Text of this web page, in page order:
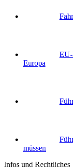
EU-
Europa
müssen
Infos und Rechtliches